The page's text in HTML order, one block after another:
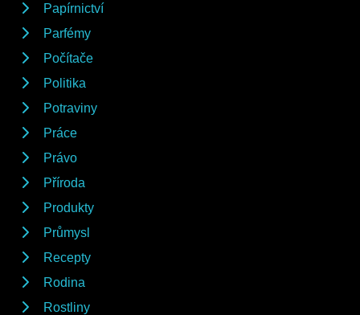
Papírnictví
Parfémy
Počítače
Politika
Potraviny
Práce
Právo
Příroda
Produkty
Průmysl
Recepty
Rodina
Rostliny